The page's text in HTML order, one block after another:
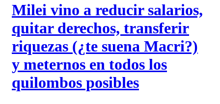
Milei vino a reducir salarios,
quitar derechos, transferir
riquezas (¿te suena Macri?)
y meternos en todos los
quilombos posibles